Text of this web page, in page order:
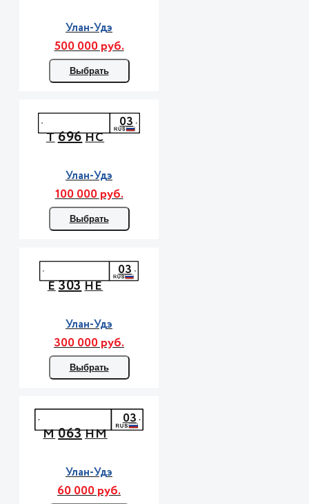
Улан-Удэ
500 000 руб.
Выбрать
Т696НС
03
Улан-Удэ
100 000 руб.
Выбрать
Е303НЕ
03
Улан-Удэ
300 000 руб.
Выбрать
М063НМ
03
Улан-Удэ
60 000 руб.